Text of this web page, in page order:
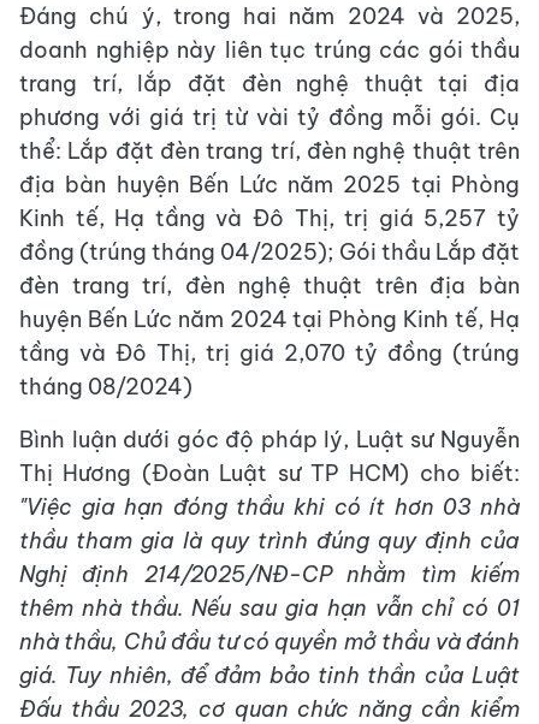
Đáng chú ý, trong hai năm 2024 và 2025,
doanh nghiệp này liên tục trúng các gói thầu
trang trí, lắp đặt đèn nghệ thuật tại địa
phương với giá trị từ vài tỷ đồng mỗi gói. Cụ
thể: Lắp đặt đèn trang trí, đèn nghệ thuật trên
địa bàn huyện Bến Lức năm 2025 tại Phòng
Kinh tế, Hạ tầng và Đô Thị, trị giá 5,257 tỷ
đồng (trúng tháng 04/2025); Gói thầu Lắp đặt
đèn trang trí, đèn nghệ thuật trên địa bàn
huyện Bến Lức năm 2024 tại Phòng Kinh tế, Hạ
tầng và Đô Thị, trị giá 2,070 tỷ đồng (trúng
tháng 08/2024)
Bình luận dưới góc độ pháp lý, Luật sư Nguyễn
Thị Hương (Đoàn Luật sư TP HCM) cho biết:
"Việc gia hạn đóng thầu khi có ít hơn 03 nhà
thầu tham gia là quy trình đúng quy định của
Nghị định 214/2025/NĐ-CP nhằm tìm kiếm
thêm nhà thầu. Nếu sau gia hạn vẫn chỉ có 01
nhà thầu, Chủ đầu tư có quyền mở thầu và đánh
giá. Tuy nhiên, để đảm bảo tinh thần của Luật
Đấu thầu 2023, cơ quan chức năng cần kiểm